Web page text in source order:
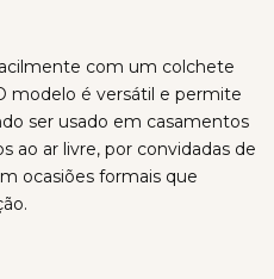
com um colchete
modelo é versátil e permite
ser usado em casamentos
ao ar livre, por convidadas de
ocasiões formais que